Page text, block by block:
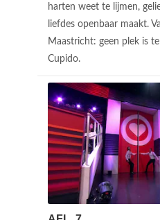
harten weet te lijmen,
liefdes openbaar maakt.
Maastricht: geen plek is
Cupido.